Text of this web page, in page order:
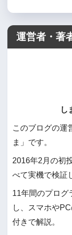
運営者・著
し
このブログの運
ま」です。
2016年2月の初
べて実機で検証
11年間のプログ
し、スマホや
付きで解説。